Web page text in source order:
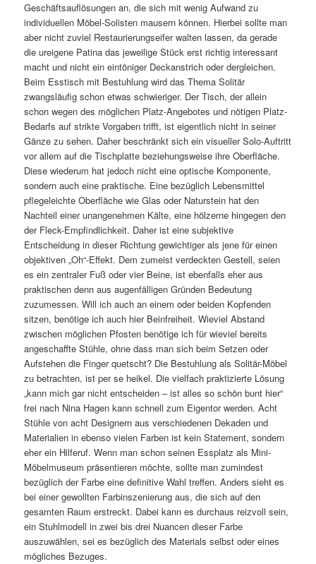
Geschäftsauflösungen an, die sich mit wenig Aufwand zu
individuellen Möbel-Solisten mausern können. Hierbei sollte man
aber nicht zuviel Restaurierungseifer walten lassen, da gerade
die ureigene Patina das jeweilige Stück erst richtig interessant
macht und nicht ein eintöniger Deckanstrich oder dergleichen.
Beim Esstisch mit Bestuhlung wird das Thema Solitär
zwangsläufig schon etwas schwieriger. Der Tisch, der allein
schon wegen des möglichen Platz-Angebotes und nötigen Platz-
Bedarfs auf strikte Vorgaben trifft, ist eigentlich nicht in seiner
Gänze zu sehen. Daher beschränkt sich ein visueller Solo-Auftritt
vor allem auf die Tischplatte beziehungsweise ihre Oberfläche.
Diese wiederum hat jedoch nicht eine optische Komponente,
sondern auch eine praktische. Eine bezüglich Lebensmittel
pflegeleichte Oberfläche wie Glas oder Naturstein hat den
Nachteil einer unangenehmen Kälte, eine hölzerne hingegen den
der Fleck-Empfindlichkeit. Daher ist eine subjektive
Entscheidung in dieser Richtung gewichtiger als jene für einen
objektiven „Oh“-Effekt. Dem zumeist verdeckten Gestell, seien
es ein zentraler Fuß oder vier Beine, ist ebenfalls eher aus
praktischen denn aus augenfälligen Gründen Bedeutung
zuzumessen. Will ich auch an einem oder beiden Kopfenden
sitzen, benötige ich auch hier Beinfreiheit. Wieviel Abstand
zwischen möglichen Pfosten benötige ich für wieviel bereits
angeschaffte Stühle, ohne dass man sich beim Setzen oder
Aufstehen die Finger quetscht? Die Bestuhlung als Solitär-Möbel
zu betrachten, ist per se heikel. Die vielfach praktizierte Lösung
„kann mich gar nicht entscheiden – ist alles so schön bunt hier“
frei nach Nina Hagen kann schnell zum Eigentor werden. Acht
Stühle von acht Designern aus verschiedenen Dekaden und
Materialien in ebenso vielen Farben ist kein Statement, sondern
eher ein Hilferuf. Wenn man schon seinen Essplatz als Mini-
Möbelmuseum präsentieren möchte, sollte man zumindest
bezüglich der Farbe eine definitive Wahl treffen. Anders sieht es
bei einer gewollten Farbinszenierung aus, die sich auf den
gesamten Raum erstreckt. Dabei kann es durchaus reizvoll sein,
ein Stuhlmodell in zwei bis drei Nuancen dieser Farbe
auszuwählen, sei es bezüglich des Materials selbst oder eines
mögliches Bezuges.